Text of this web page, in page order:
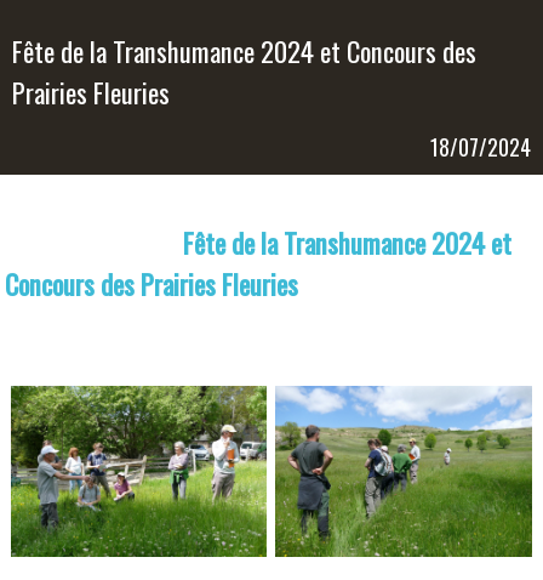
Fête de la Transhumance 2024 et Concours des
Prairies Fleuries
18/07/2024
Fête de la Transhumance 2024 et
Concours des Prairies Fleuries